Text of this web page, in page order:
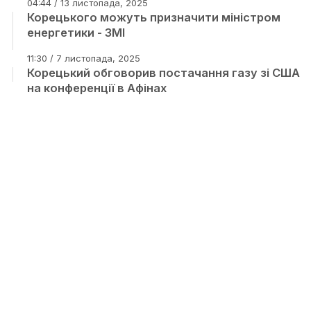
04:44 / 13 листопада, 2025
Корецького можуть призначити міністром
енергетики - ЗМІ
11:30 / 7 листопада, 2025
Корецький обговорив постачання газу зі США
на конференції в Афінах